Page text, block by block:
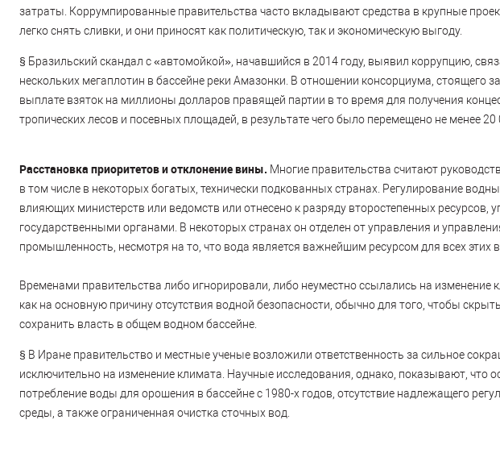
затраты. Коррумпированные правительства часто вкладывают средства в крупные
легко снять сливки, и они приносят как политическую, так и экономическую выгоду.
§ Бразильский скандал с «автомойкой», начавшийся в 2014 году, выявил коррупцию,
нескольких мегаплотин в бассейне реки Амазонки. В отношении консорциума, стоящего
выплате взяток на миллионы долларов правящей партии в то время для получения
тропических лесов и посевных площадей, в результате чего было перемещено не менее 20
Расстановка приоритетов и отклонение вины. Многие правительства считают
в том числе в некоторых богатых, технически подкованных странах. Регулирование
влияющих министерств или ведомств или отнесено к разряду второстепенных ресурсов,
государственными органами. В некоторых странах он отделен от управления и
промышленность, несмотря на то, что вода является важнейшим ресурсом для всех этих
Временами правительства либо игнорировали, либо неуместно ссылались на
как на основную причину отсутствия водной безопасности, обычно для того, чтобы
сохранить власть в общем водном бассейне.
§ В Иране правительство и местные ученые возложили ответственность за сильное
исключительно на изменение климата. Научные исследования, однако, показывают, что
потребление воды для орошения в бассейне с 1980-х годов, отсутствие надлежащего
среды, а также ограниченная очистка сточных вод.